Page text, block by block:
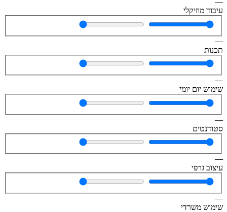
עיבוד מוזיקלי
—
תכנות
—
שימוש יום יומי
—
סטודנטים
—
עיצוב גרפי
—
שימוש משרדי